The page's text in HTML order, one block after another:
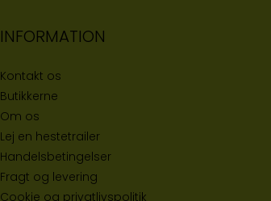
INFORMATION
Kontakt os
Butikkerne
Om os
Lej en hestetrailer
Handelsbetingelser
Fragt og levering
Cookie og privatlivspolitik